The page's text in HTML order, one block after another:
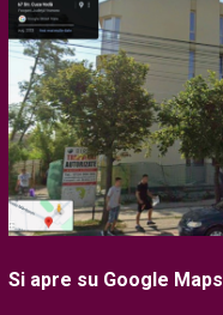
Si apre su Google Maps